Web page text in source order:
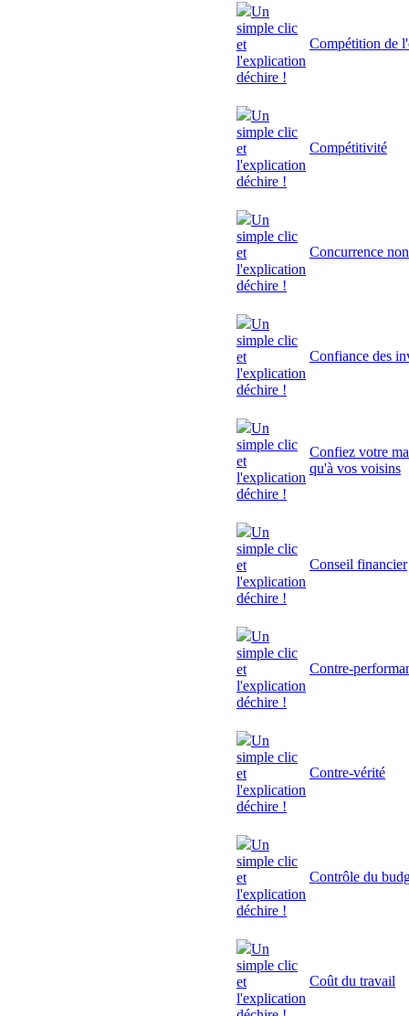
Un
simple clic
et
l'explication
déchire !
Compétition de
Un
simple clic
et
l'explication
déchire !
Compétitivité
Un
simple clic
et
l'explication
déchire !
Concurrence
Un
simple clic
et
l'explication
déchire !
Confiance des
Un
simple clic
et
l'explication
déchire !
Confiez votre
qu'à vos voisins
Un
simple clic
et
l'explication
déchire !
Conseil financier
Un
simple clic
et
l'explication
déchire !
Contre-
Un
simple clic
et
l'explication
déchire !
Contre-vérité
Un
simple clic
et
l'explication
déchire !
Contrôle du
Un
simple clic
et
l'explication
Coût du travail